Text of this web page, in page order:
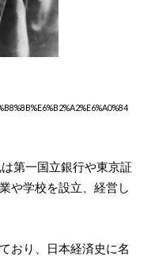
第一国立銀行や東京証
や学校を設立、経営し
おり、日本経済史に名